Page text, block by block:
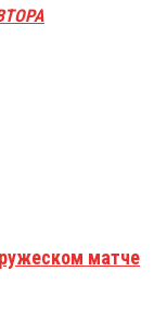
матче